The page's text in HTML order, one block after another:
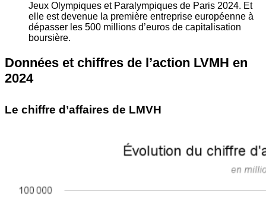
Jeux Olympiques et Paralympiques de Paris 2024. Et
elle est devenue la première entreprise européenne à
dépasser les 500 millions d’euros de capitalisation
boursière.
Données et chiffres de l’action LVMH en
2024
Le chiffre d’affaires de LMVH